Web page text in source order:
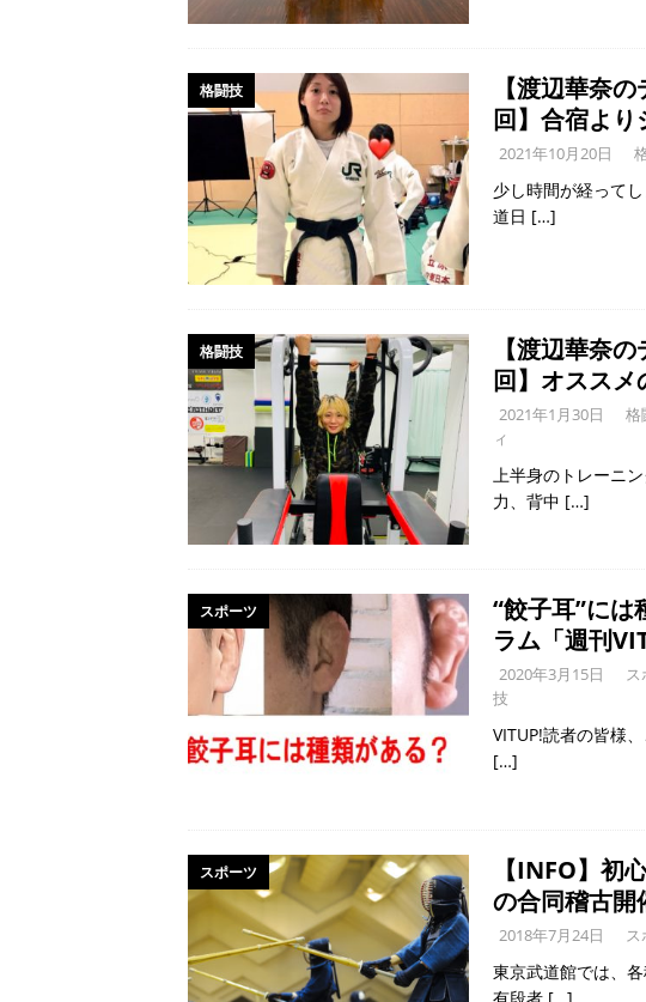
格闘技
【渡辺華奈
回】合宿より
2021年10月20日
少し時間が経って
道日 […]
格闘技
【渡辺華奈
回】オスス
2021年1月30日 格
ィ
上半身のトレーニ
力、背中 […]
スポーツ
“餃子耳”には
ラム「週刊
2020年3月15日 ス
技
VITUP!読者の皆様
[…]
スポーツ
【INFO】初
の合同稽古開
2018年7月24日 ス
東京武道館では、